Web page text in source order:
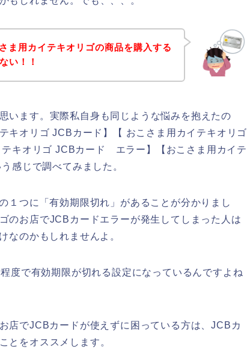
ま用カイテキオリゴの商品を購入する
い！！
います。実際私自身も同じような悩みを抱えたの
キオリゴ JCBカード】【 おこさま用カイテキオリゴ
キオリゴ JCBカード エラー】【おこさま用カイテ
感じで調べてみました。
１つに「有効期限切れ」があることが分かりまし
のお店でJCBカードエラーが発生してしまった人は
なのかもしれませんよ。
度で有効期限が切れる設定になっているんですよね
店でJCBカードが使えずに困っている方は、JCBカ
とをオススメします。